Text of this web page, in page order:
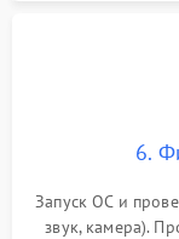
6.
Запуск ОС и
звук, камера).